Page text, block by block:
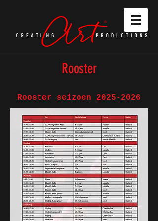
Rooster
Rooster seizoen 2025-2026